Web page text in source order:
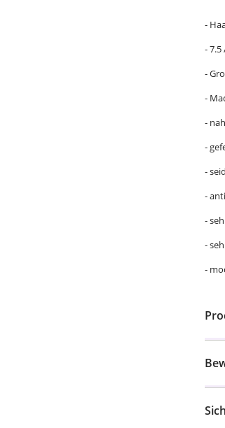
-
- 7.5
-
-
-
-
-
-
-
-
-